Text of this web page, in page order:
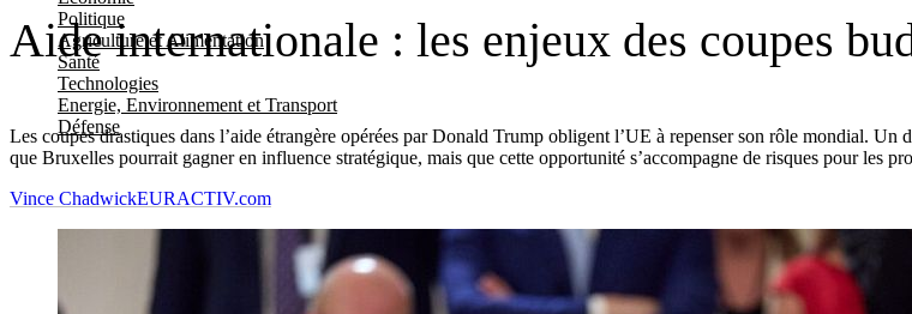
Politique
Agriculture et Alimentation
Santé
Technologies
Energie, Environnement et Transport
Défense
Aide internationale : les enjeux des coupes
Les coupes drastiques dans l’aide étrangère opérées par Donald Trump obligent l’UE à repenser son rôle mondial.
que Bruxelles pourrait gagner en influence stratégique, mais que cette opportunité s’accompagne de risques pour les
Vince ChadwickEURACTIV.com